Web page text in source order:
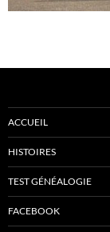
ACCUEIL
HISTOIRES
TEST GÉNÉALOGIE
FACEBOOK